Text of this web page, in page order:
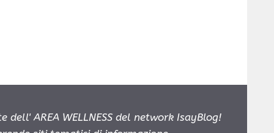
AREA WELLNESS del network IsayBlog!